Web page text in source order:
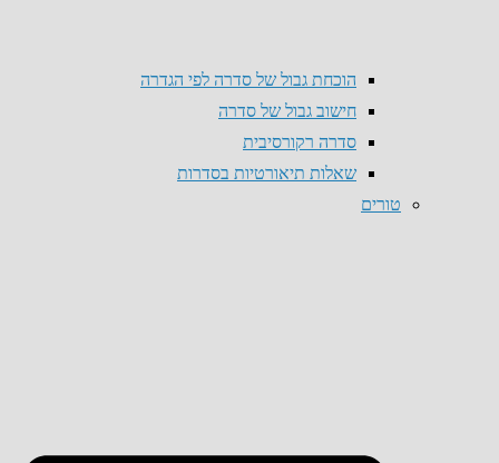
הוכחת גבול של סדרה לפי הגדרה
חישוב גבול של סדרה
סדרה רקורסיבית
שאלות תיאורטיות בסדרות
טורים